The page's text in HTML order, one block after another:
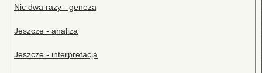
Nic dwa razy - geneza
Jeszcze - analiza
Jeszcze - interpretacja